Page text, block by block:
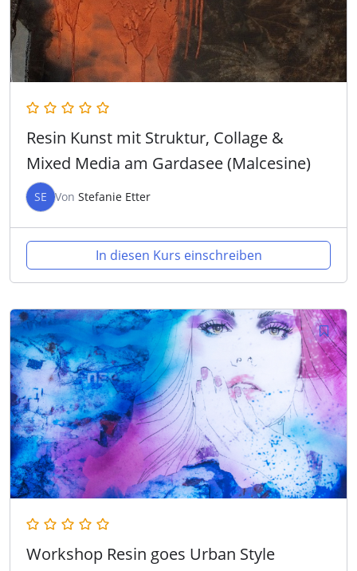
Resin Kunst mit Struktur, Collage &
Mixed Media am Gardasee (Malcesine)
SE Von Stefanie Etter
In diesen Kurs einschreiben
Workshop Resin goes Urban Style